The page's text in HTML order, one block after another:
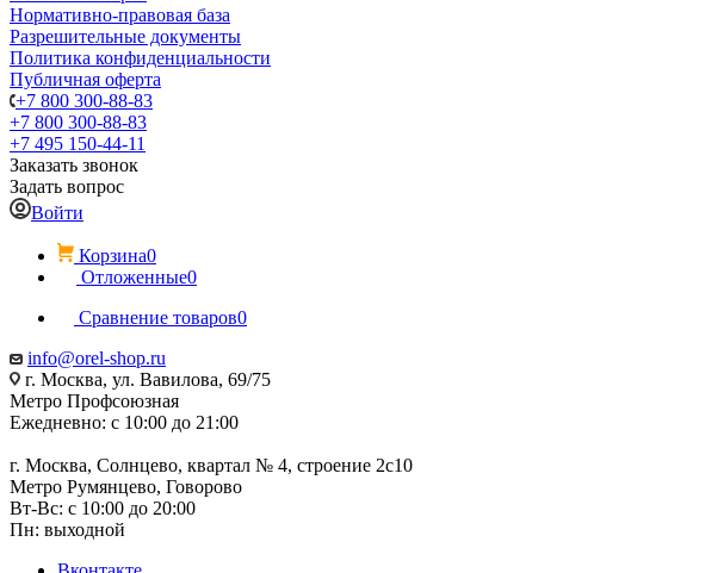
Нормативно-правовая база
Разрешительные документы
Политика конфиденциальности
Публичная оферта
+7 800 300-88-83
+7 800 300-88-83
+7 495 150-44-11
Заказать звонок
Задать вопрос
Войти
Корзина0
Отложенные0
Сравнение товаров0
info@orel-shop.ru
г. Москва, ул. Вавилова, 69/75
Метро Профсоюзная
Ежедневно: с 10:00 до 21:00
г. Москва, Солнцево, квартал № 4, строение 2с10
Метро Румянцево, Говорово
Вт-Вс: с 10:00 до 20:00
Пн: выходной